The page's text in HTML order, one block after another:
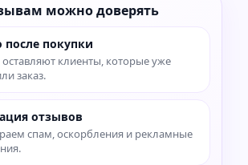
можно доверять
после покупки
клиенты, которые уже
заказ.
отзывов
спам, оскорбления и рекламные